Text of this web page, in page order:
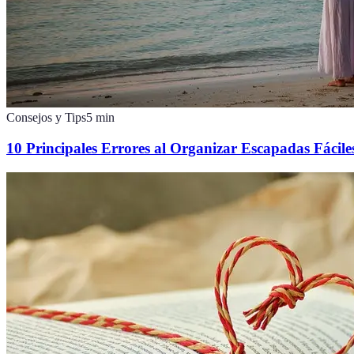
Consejos y Tips5 min
10 Principales Errores al Organizar Escapadas